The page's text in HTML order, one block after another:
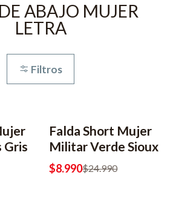
ABAJO MUJER
LETRA
Filtros
Gris
-64% OFF
Falda Short Mujer
Militar Verde Sioux
$8.990$24.990